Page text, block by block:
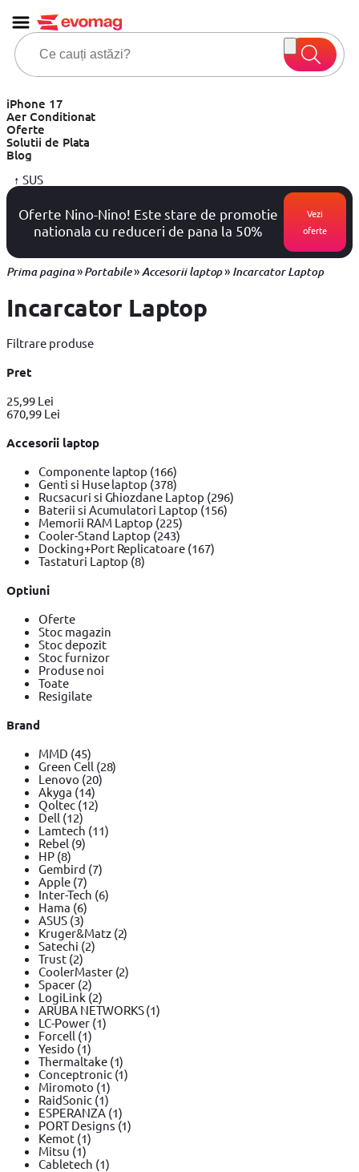
iPhone 17
Aer Conditionat
Oferte
Solutii de Plata
Blog
↑ SUS
Oferte Nino-Nino! Este stare de promotie
nationala cu reduceri de pana la 50%
Vezi
oferte
Prima pagina»Portabile»Accesorii laptop» Incarcator Laptop
Incarcator Laptop
Filtrare produse
Pret
25,99 Lei
670,99 Lei
Accesorii laptop
Componente laptop (166)
Genti si Huse laptop (378)
Rucsacuri si Ghiozdane Laptop (296)
Baterii si Acumulatori Laptop(156)
Memorii RAM Laptop (225)
Cooler-Stand Laptop (243)
Docking+Port Replicatoare (167)
Tastaturi Laptop(8)
Optiuni
Oferte
Stoc magazin
Stoc depozit
Stoc furnizor
Produse noi
Toate
Resigilate
Brand
MMD (45)
Green Cell (28)
Lenovo (20)
Akyga (14)
Qoltec(12)
Dell (12)
Lamtech (11)
Rebel (9)
HP (8)
Gembird (7)
Apple (7)
Inter-Tech (6)
Hama (6)
ASUS (3)
Kruger&Matz (2)
Satechi (2)
Trust (2)
CoolerMaster (2)
Spacer (2)
LogiLink (2)
ARUBA NETWORKS(1)
LC-Power (1)
Forcell (1)
Yesido (1)
Thermaltake (1)
Conceptronic(1)
Miromoto (1)
RaidSonic (1)
ESPERANZA(1)
PORT Designs (1)
Kemot (1)
Mitsu (1)
Cabletech (1)